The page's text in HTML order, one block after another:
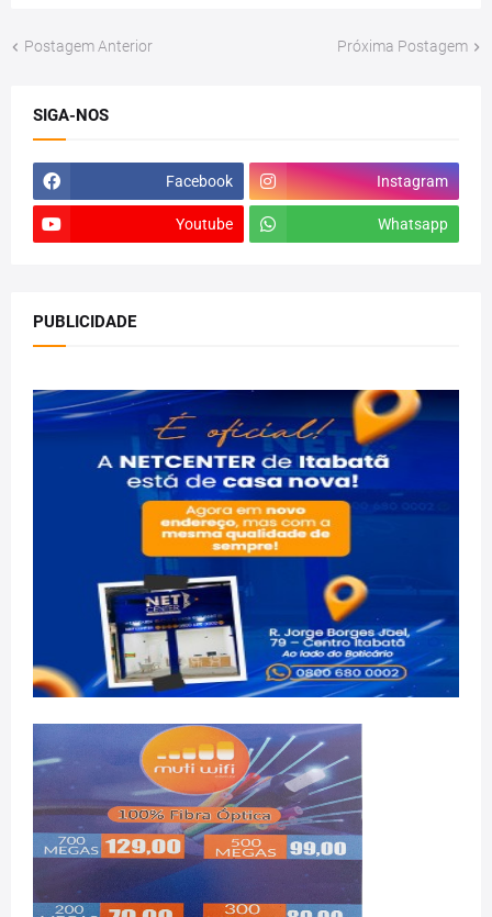
Postagem Anterior Próxima Postagem
SIGA-NOS
Facebook Instagram
Youtube Whatsapp
PUBLICIDADE